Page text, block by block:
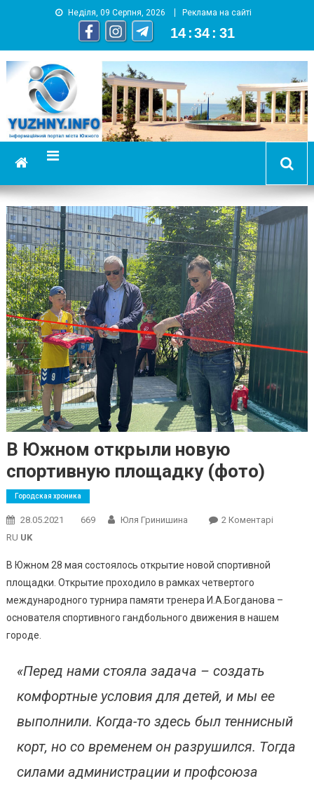
Неділя, 09 Серпня, 2026 Реклама на сайті
14 :34 : 32
YUZHNY.INFO
информационный портал города Южный
В Южном открыли новую
спортивную площадку (фото)
Городская хроника
28.05.2021 669 Юля Гринишина 2 КоментаріДо
RU UK
В Южном 28 мая состоялось открытие новой спортивной
площадки. Открытие проходило в рамках четвертого
международного турнира памяти тренера И.А.Богданова –
основателя спортивного гандбольного движения в нашем
городе.
«Перед нами стояла задача – создать
комфортные условия для детей, и мы ее
выполнили. Когда-то здесь был теннисный
корт, но со временем он разрушился. Тогда
силами администрации и профсоюза